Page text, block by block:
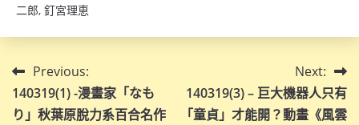
二郎, 釘宮理恵
文
章
Previous:
140319(1) -漫畫家「なも
り」秋葉原脫力系百合名作
Next:
140319(3) – 巨大機器人只有
「童貞」才能開？動畫《風雲